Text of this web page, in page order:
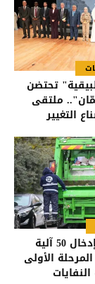
تحتضن
ملتقى
التغيير
أمانة عمّان: إدخال 50 آلية
الأولى